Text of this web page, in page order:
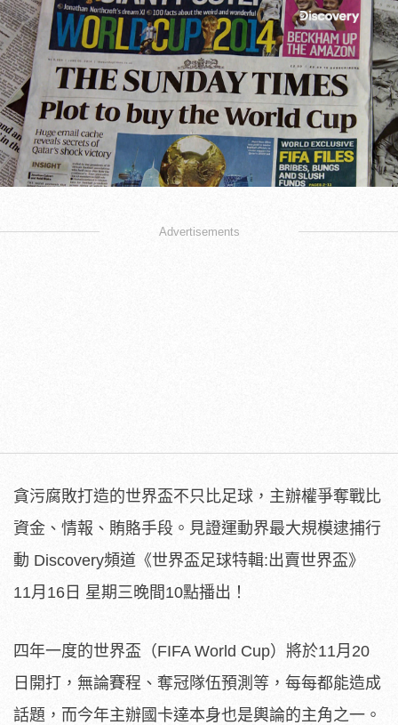
Advertisements
貪污腐敗打造的世界盃不只比足球，主辦權爭奪戰比
資金、情報、賄賂手段。見證運動界最大規模逮捕行
動 Discovery頻道《世界盃足球特輯:出賣世界盃》
11月16日 星期三晚間10點播出！
四年一度的世界盃（FIFA World Cup）將於11月20
日開打，無論賽程、奪冠隊伍預測等，每每都能造成
話題，而今年主辦國卡達本身也是輿論的主角之一。